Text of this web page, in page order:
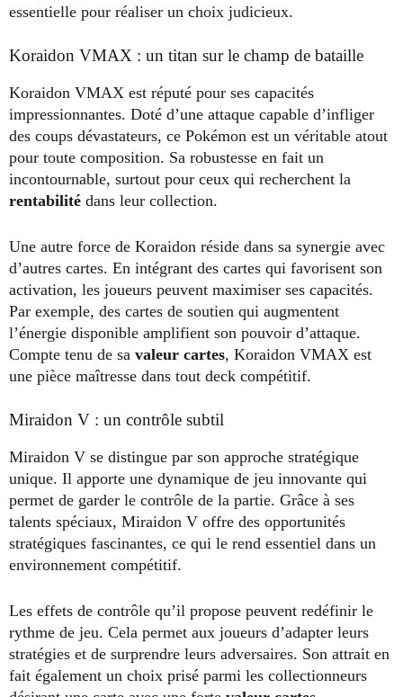
essentielle pour réaliser un choix judicieux.
Koraidon VMAX : un titan sur le champ de bataille
Koraidon VMAX est réputé pour ses capacités
impressionnantes. Doté d’une attaque capable d’infliger
des coups dévastateurs, ce Pokémon est un véritable atout
pour toute composition. Sa robustesse en fait un
incontournable, surtout pour ceux qui recherchent la
rentabilité dans leur collection.
Une autre force de Koraidon réside dans sa synergie avec
d’autres cartes. En intégrant des cartes qui favorisent son
activation, les joueurs peuvent maximiser ses capacités.
Par exemple, des cartes de soutien qui augmentent
l’énergie disponible amplifient son pouvoir d’attaque.
Compte tenu de sa valeur cartes, Koraidon VMAX est
une pièce maîtresse dans tout deck compétitif.
Miraidon V : un contrôle subtil
Miraidon V se distingue par son approche stratégique
unique. Il apporte une dynamique de jeu innovante qui
permet de garder le contrôle de la partie. Grâce à ses
talents spéciaux, Miraidon V offre des opportunités
stratégiques fascinantes, ce qui le rend essentiel dans un
environnement compétitif.
Les effets de contrôle qu’il propose peuvent redéfinir le
rythme de jeu. Cela permet aux joueurs d’adapter leurs
stratégies et de surprendre leurs adversaires. Son attrait en
fait également un choix prisé parmi les collectionneurs